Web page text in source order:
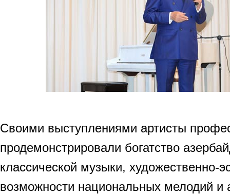
Своими выступлениями артисты
продемонстрировали богатство
классической музыки, художественно-
возможности национальных мелодий и